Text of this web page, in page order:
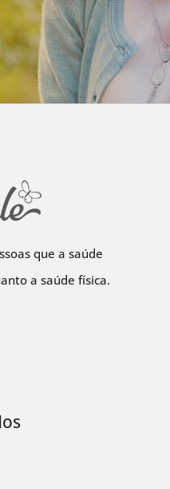
que a saúde
a saúde física.